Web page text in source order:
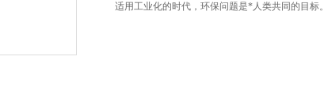
适用工业化的时代，环保问题是*人类共同的目标。